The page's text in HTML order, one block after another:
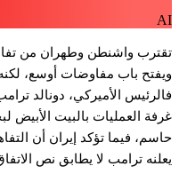
AI
تقترب واشنطن وطهران من
ويفتح باب مفاوضات أوسع، لكنه
فالرئيس الأميركي، دونالد
غرفة العمليات بالبيت الأبيض
حاسم، فيما تؤكد إيران أن
يعلنه ترامب لا يطابق نص الاتفاق